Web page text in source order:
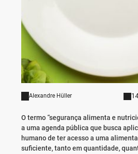
Alexandre Hüller
O termo “segurança alimenta e
a uma agenda pública que busca
humano de ter acesso a uma
suficiente, tanto em quantidade,